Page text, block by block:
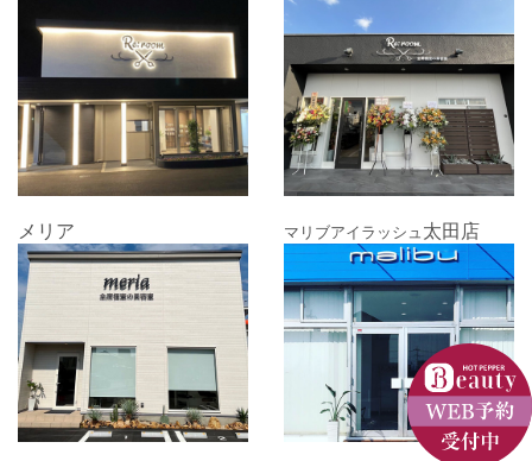
メリア マリブアイラッシュ 太田店